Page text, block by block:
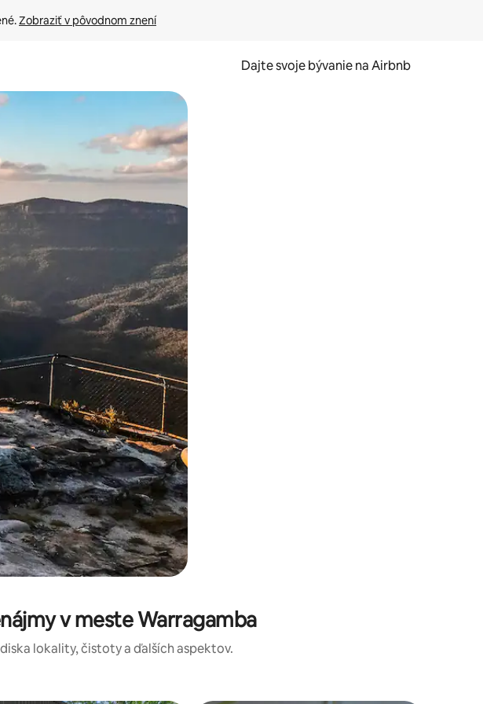
Zobraziť v pôvodnom znení
Dajte svoje bývanie na Airbnb
nadol alebo ich preskúmať pomocou dotykových gest či potiahnutia prstom.
v meste Warragamba
lokality, čistoty a ďalších aspektov.